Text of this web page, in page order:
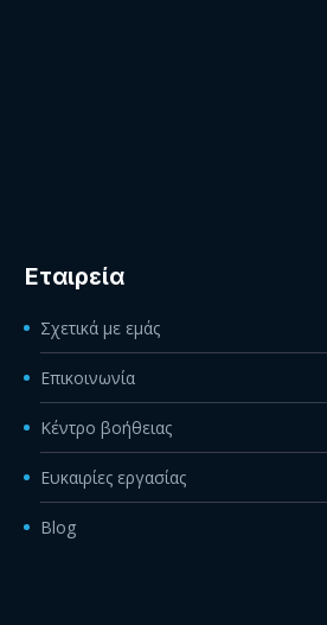
Εταιρεία
Σχετικά με εμάς
Επικοινωνία
Κέντρο βοήθειας
Ευκαιρίες εργασίας
Blog